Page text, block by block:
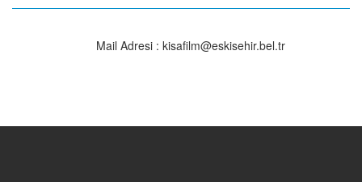
Mail Adresi : kisafilm@eskisehir.bel.tr